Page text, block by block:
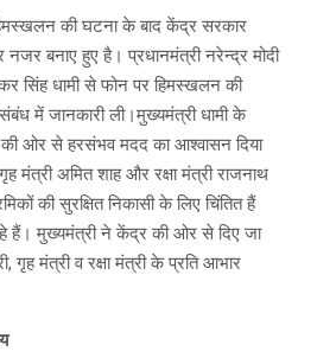
की घटना के बाद केंद्र सरकार
नजर बनाए हुए है। प्रधानमंत्री नरेन्द्र मोदी
सिंह धामी से फोन पर हिमस्खलन की
में जानकारी ली।मुख्यमंत्री धामी के
ओर से हरसंभव मदद का आश्वासन दिया
मंत्री अमित शाह और रक्षा मंत्री राजनाथ
की सुरक्षित निकासी के लिए चिंतित हैं
हैं। मुख्यमंत्री ने केंद्र की ओर से दिए जा
गृह मंत्री व रक्षा मंत्री के प्रति आभार